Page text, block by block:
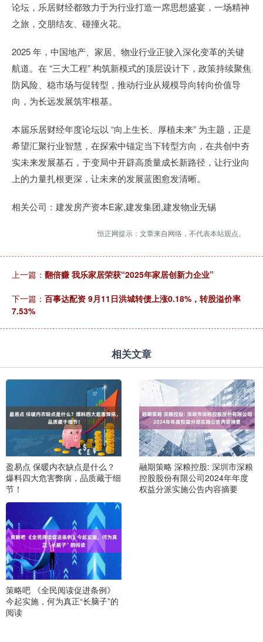
论坛，乐居财经都致力于为行业打造一席思想盛宴，一场精神
之旅，交朋结友、碰撞火花。
2025 年，中国地产、家居、物业行业正驶入深化变革的关键
航道。在 “三大工程” 构筑新模式的顶层设计下，政策持续聚焦
防风险、稳市场与促转型，推动行业从规模导向转向价值导
向，为长远发展筑牢根基。
本届乐居财经年度论坛以 “向上生长、厚植未来” 为主题，正是
希望汇聚行业智慧，在探索中锚定当下转型方向，在共创中夯
实未来发展基石，于变局中开辟高质量成长新路径，让行业向
上的力量扎根更深，让未来的发展蓝图愈发清晰。
相关公司：建发房产资本E家,建发集团,建发物业无锡
恒正网提示：文章来自网络，不代表本站观点。
上一篇： 翻倍赚 我乐家居荣获“2025年家居创新力企业”
下一篇： 百事达配资 9月11日洪城转债上涨0.18%，转股溢价率
7.53%
相关文章
盈易点 保暖内衣缺点是什么？
爆料四大危害弊病，品质藏于细
节！
融期策略 深粮控股: 深圳市深粮
控股股份有限公司2024年年度
权益分派实施公告内容摘要
策略吧 《全民阅读促进条例》
今起实施，何为真正“长脑子”的
阅读